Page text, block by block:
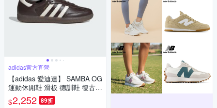
adidas官方直營
【adidas 愛迪達】 SAMBA OG
運動休閒鞋 滑板 德訓鞋 復古
女鞋 - Originals IH3982
$2,252 89折